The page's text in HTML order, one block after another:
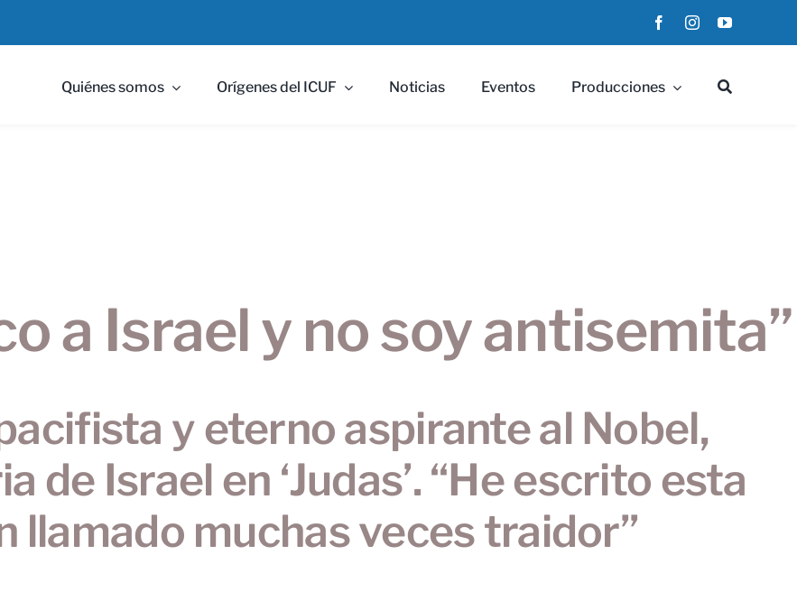
Quiénes somos Orígenes del ICUF Noticias Eventos Producciones
a Israel y no soy antisemita”
y eterno aspirante al Nobel,
de Israel en ‘Judas’. “He escrito esta
llamado muchas veces traidor”